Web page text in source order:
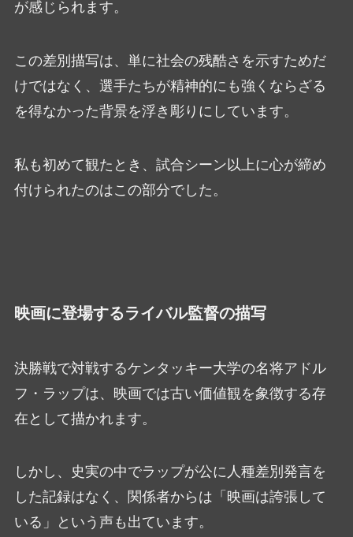
が感じられます。
この差別描写は、単に社会の残酷さを示すためだ
けではなく、選手たちが精神的にも強くならざる
を得なかった背景を浮き彫りにしています。
私も初めて観たとき、試合シーン以上に心が締め
付けられたのはこの部分でした。
映画に登場するライバル監督の描写
決勝戦で対戦するケンタッキー大学の名将アドル
フ・ラップは、映画では古い価値観を象徴する存
在として描かれます。
しかし、史実の中でラップが公に人種差別発言を
した記録はなく、関係者からは「映画は誇張して
いる」という声も出ています。